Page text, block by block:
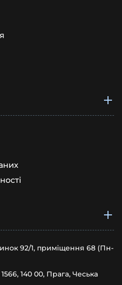
92/1, приміщення 68 (Пн-
140 00, Прага, Чеська